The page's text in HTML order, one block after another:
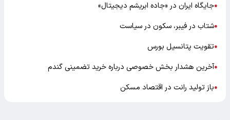
●جایگاه ایران در «جاده ابریشم دیجیتال»
●شتاب در فیبر، سکون در سیاست
●تقویت پتانسیل بورس
●آخرین هشدار بخش خصوصی درباره خرید تضمینی گندم
●باز تولید رانت در اقتصاد مسکن